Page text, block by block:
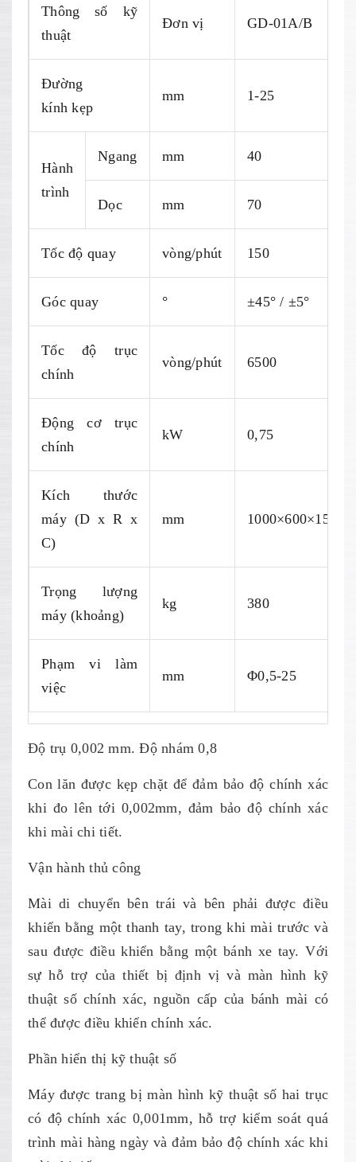
Thông số kỹ
thuật
Đơn vị GD-01A/B
Đường
kính kẹp
mm 1-25
Hành
trình
Ngang mm 40
Dọc mm 70
Tốc độ quay vòng/phút 150
Góc quay ° ±45° / ±5°
Tốc độ trục
chính
vòng/phút 6500
Động cơ trục
chính
kW 0,75
Kích thước
máy (D x R x
C)
mm 1000×600×1500
Trọng lượng
máy (khoảng)
kg 380
Phạm vi làm
việc
mm Φ0,5-25
Độ trụ 0,002 mm. Độ nhám 0,8
Con lăn được kẹp chặt để đảm bảo độ chính xác
khi đo lên tới 0,002mm, đảm bảo độ chính xác
khi mài chi tiết.
Vận hành thủ công
Mài di chuyển bên trái và bên phải được điều
khiển bằng một thanh tay, trong khi mài trước và
sau được điều khiển bằng một bánh xe tay. Với
sự hỗ trợ của thiết bị định vị và màn hình kỹ
thuật số chính xác, nguồn cấp của bánh mài có
thể được điều khiển chính xác.
Phần hiển thị kỹ thuật số
Máy được trang bị màn hình kỹ thuật số hai trục
có độ chính xác 0,001mm, hỗ trợ kiểm soát quá
trình mài hàng ngày và đảm bảo độ chính xác khi